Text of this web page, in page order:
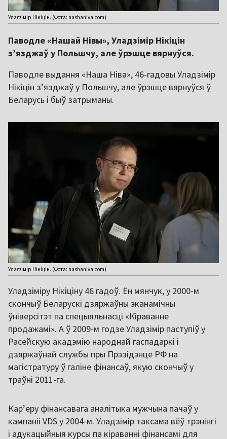
Уладзімір Нікіцін. (Фота: nashaniva.com)
Паводле «Нашай Нівы», Уладзімір Нікіцін
зʼязджаў у Польшчу, але ўрэшце вярнуўся.
Паводле выдання «Наша Ніва», 46-гадовы Уладзімір
Нікіцін зʼязджаў у Польшчу, але ўрэшце вярнуўся ў
Беларусь і быў затрыманы.
Уладзімір Нікіцін. (Фота: nashaniva.com)
Уладзіміру Нікіціну 46 гадоў. Ён мянчук, у 2000-м
скончыў Беларускі дзяржаўны эканамічны
ўніверсітэт па спецыяльнасці «Кіраванне
продажамі». А ў 2009-м годзе Уладзімір паступіў у
Расейскую акадэмію народнай гаспадаркі і
дзяржаўнай службы пры Прэзідэнце РФ на
магістратуру ў галіне фінансаў, якую скончыў у
траўні 2011-га.
Карʼеру фінансавага аналітыка мужчына пачаў у
кампаніі VDS у 2004-м. Уладзімір таксама вёў трэнінгі
і адукацыйныя курсы па кіраванні фінансамі для